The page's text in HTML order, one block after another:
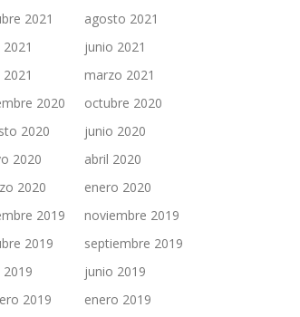
2021
agosto 2021
junio 2021
marzo 2021
2020
octubre 2020
2020
junio 2020
2020
abril 2020
2020
enero 2020
2019
noviembre 2019
2019
septiembre 2019
junio 2019
2019
enero 2019